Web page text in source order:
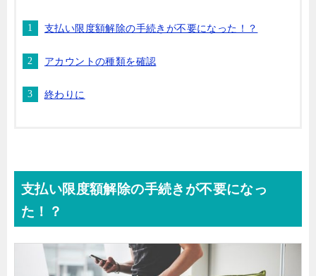
支払い限度額解除の手続きが不要になった！？
アカウントの種類を確認
終わりに
支払い限度額解除の手続きが不要になっ
た！？